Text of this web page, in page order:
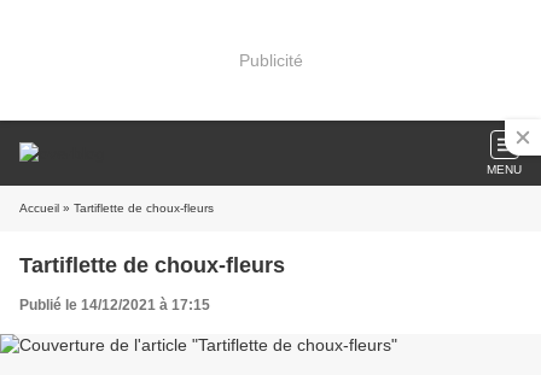
Publicité
MENU
Accueil » Tartiflette de choux-fleurs
Tartiflette de choux-fleurs
Publié le 14/12/2021 à 17:15